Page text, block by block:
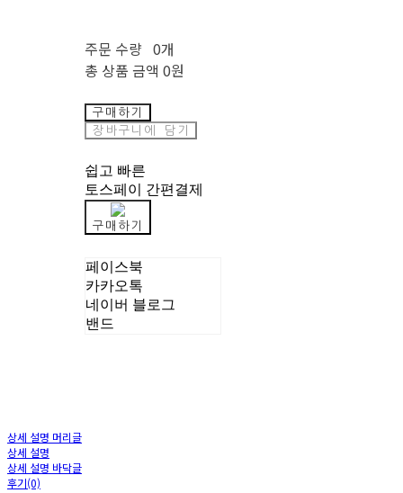
주문 수량 0개
총 상품 금액 0원
구매하기
장바구니에 담기
쉽고 빠른
토스페이 간편결제
구매하기
페이스북
카카오톡
네이버 블로그
밴드
상세 설명 머리글
상세 설명
상세 설명 바닥글
후기(0)